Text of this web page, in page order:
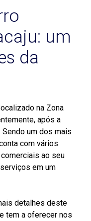
um
da
na Zona
após a
Sendo um dos mais
com vários
ao seu
em um
detalhes deste
tem a oferecer nos